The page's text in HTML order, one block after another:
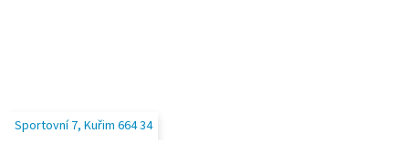
Sportovní 7, Kuřim 664 34